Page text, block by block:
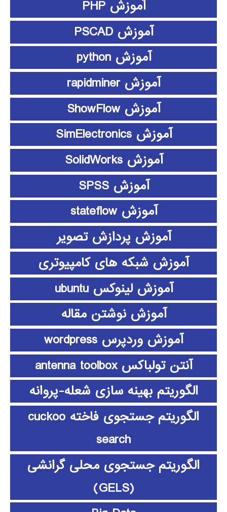
آموزش PHP
آموزش PSCAD
آموزش python
آموزش rapidminer
آموزش ShowFlow
آموزش SimElectronics
آموزش SolidWorks
آموزش SPSS
آموزش stateflow
آموزش پردازش تصویر
آموزش شبکه های کامپیوتری
آموزش لینوکس ubuntu
آموزش نوشتن مقاله
آموزش وردپرس wordpress
آنتن تولباکس antenna toolbox
الگوریتم بهینه سازی شعله-پروانه
الگوریتم جستجوی فاخته cuckoo
search
الگوریتم جستجوی محلی گرانشی
(GELS)